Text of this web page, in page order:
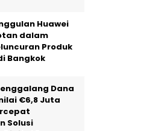
Huawei
dalam
Produk
Bangkok
Dana
€6,8 Juta
Solusi